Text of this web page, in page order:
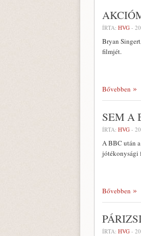
ÍRTA: HVG -
Bryan
filmjét.
Bővebben
SEM A
ÍRTA: HVG -
A BBC után
jótékonysági
Bővebben
ÍRTA: HVG -